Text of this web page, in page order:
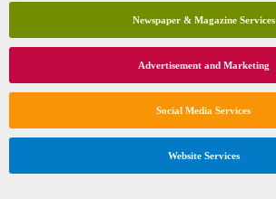
Newspaper & Magazine Services
Advertisement and Marketing
Social Media Services
Website Services